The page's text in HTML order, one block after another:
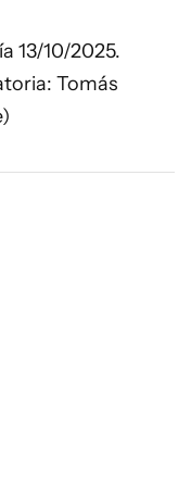
13/10/2025.
Tomás